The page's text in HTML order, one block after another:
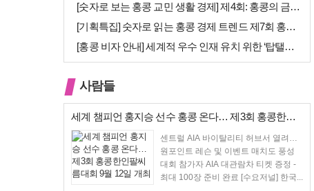
[숫자로 보는 홍콩 교민 생활 경제] 제4회: 홍콩의 금융 — 지표 및 …
[기획특집] 숫자로 읽는 홍콩 경제 트렌드 제7회 홍콩 문화·창의 산업…
[홍콩 비자 안내] 세계적 우수 인재 유치 위한 ‘탑탤런트 비자(TTPS…
사람들
세계 챔피언 홍지승 선수 홍콩 온다… 제3회 홍콩한인팔씨름대회 9월 12…
센트럴 AIA 바이탈리티 허브서 열려…
원포인트 레슨 및 이벤트 매치도 풍성
대회 참가자 AIA 대관람차 티켓 증정 -
최대 100장 준비 완료 [수요저널] 한국...